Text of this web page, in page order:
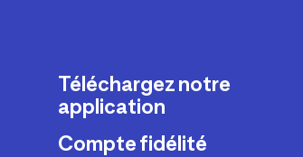
Téléchargez notre
application
Compte fidélité